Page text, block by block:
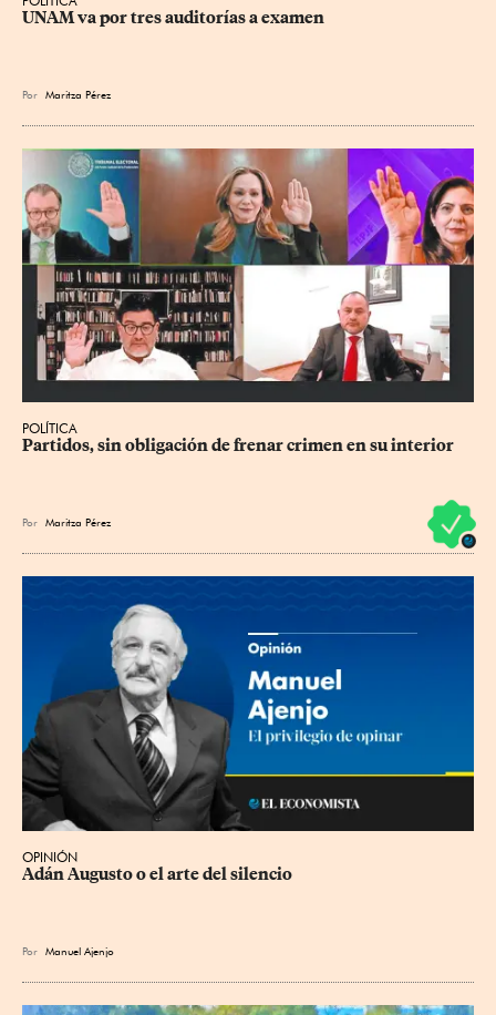
UNAM va por tres auditorías a examen
Por Maritza Pérez
POLÍTICA
Partidos, sin obligación de frenar crimen en su interior
Por Maritza Pérez
OPINIÓN
Adán Augusto o el arte del silencio
Por Manuel Ajenjo